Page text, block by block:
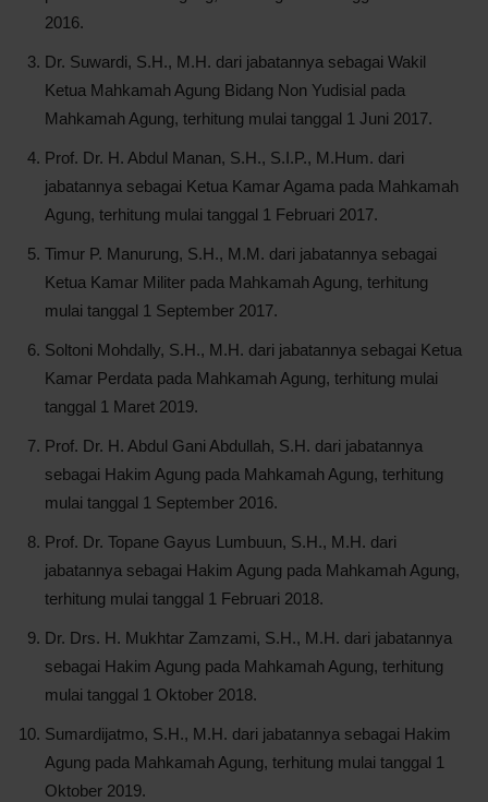
2016.
Dr. Suwardi, S.H., M.H. dari jabatannya sebagai Wakil
Ketua Mahkamah Agung Bidang Non Yudisial pada
Mahkamah Agung, terhitung mulai tanggal 1 Juni 2017.
Prof. Dr. H. Abdul Manan, S.H., S.I.P., M.Hum. dari
jabatannya sebagai Ketua Kamar Agama pada Mahkamah
Agung, terhitung mulai tanggal 1 Februari 2017.
Timur P. Manurung, S.H., M.M. dari jabatannya sebagai
Ketua Kamar Militer pada Mahkamah Agung, terhitung
mulai tanggal 1 September 2017.
Soltoni Mohdally, S.H., M.H. dari jabatannya sebagai Ketua
Kamar Perdata pada Mahkamah Agung, terhitung mulai
tanggal 1 Maret 2019.
Prof. Dr. H. Abdul Gani Abdullah, S.H. dari jabatannya
sebagai Hakim Agung pada Mahkamah Agung, terhitung
mulai tanggal 1 September 2016.
Prof. Dr. Topane Gayus Lumbuun, S.H., M.H. dari
jabatannya sebagai Hakim Agung pada Mahkamah Agung,
terhitung mulai tanggal 1 Februari 2018.
Dr. Drs. H. Mukhtar Zamzami, S.H., M.H. dari jabatannya
sebagai Hakim Agung pada Mahkamah Agung, terhitung
mulai tanggal 1 Oktober 2018.
Sumardijatmo, S.H., M.H. dari jabatannya sebagai Hakim
Agung pada Mahkamah Agung, terhitung mulai tanggal 1
Oktober 2019.